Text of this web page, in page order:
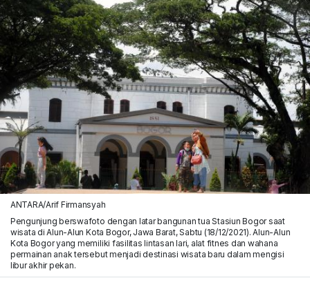
ANTARA/Arif Firmansyah
Pengunjung berswafoto dengan latar bangunan tua Stasiun Bogor saat
wisata di Alun-Alun Kota Bogor, Jawa Barat, Sabtu (18/12/2021). Alun-Alun
Kota Bogor yang memiliki fasilitas lintasan lari, alat fitnes dan wahana
permainan anak tersebut menjadi destinasi wisata baru dalam mengisi
libur akhir pekan.